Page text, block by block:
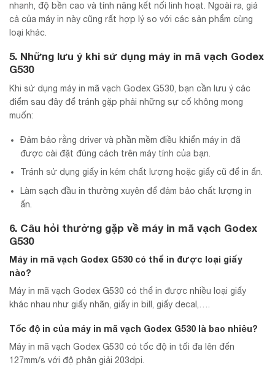
nhanh, độ bền cao và tính năng kết nối linh hoạt. Ngoài ra, giá
cả của máy in này cũng rất hợp lý so với các sản phẩm cùng
loại khác.
5. Những lưu ý khi sử dụng máy in mã vạch Godex
G530
Khi sử dụng máy in mã vạch Godex G530, bạn cần lưu ý các
điểm sau đây để tránh gặp phải những sự cố không mong
muốn:
Đảm bảo rằng driver và phần mềm điều khiển máy in đã
được cài đặt đúng cách trên máy tính của bạn.
Tránh sử dụng giấy in kém chất lượng hoặc giấy cũ để in ấn.
Làm sạch đầu in thường xuyên để đảm bảo chất lượng in
ấn.
6. Câu hỏi thường gặp về máy in mã vạch Godex
G530
Máy in mã vạch Godex G530 có thể in được loại giấy
nào?
Máy in mã vạch Godex G530 có thể in được nhiều loại giấy
khác nhau như giấy nhãn, giấy in bill, giấy decal,….
Tốc độ in của máy in mã vạch Godex G530 là bao nhiêu?
Máy in mã vạch Godex G530 có tốc độ in tối đa lên đến
127mm/s với độ phân giải 203dpi.